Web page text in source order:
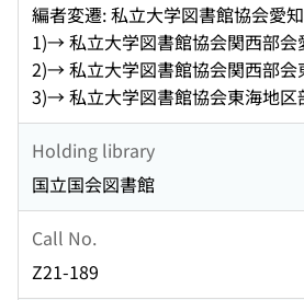
編者変遷: 私立大学図書館協会愛
1)→ 私立大学図書館協会関西部
2)→ 私立大学図書館協会関西部会
3)→ 私立大学図書館協会東海地区
Holding library
国立国会図書館
Call No.
Z21-189